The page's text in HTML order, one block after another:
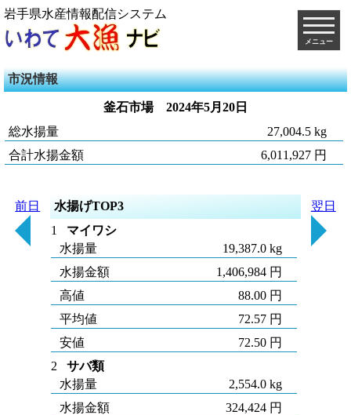
岩手県水産情報配信システム
メニュー
市況情報
釜石市場
2024年5月20日
総水揚量
27,004.5 kg
合計水揚金額
6,011,927 円
前日
水揚げTOP3
1
マイワシ
水揚量
19,387.0 kg
水揚金額
1,406,984 円
高値
88.00 円
平均値
72.57 円
安値
72.50 円
2
サバ類
水揚量
2,554.0 kg
水揚金額
324,424 円
翌日